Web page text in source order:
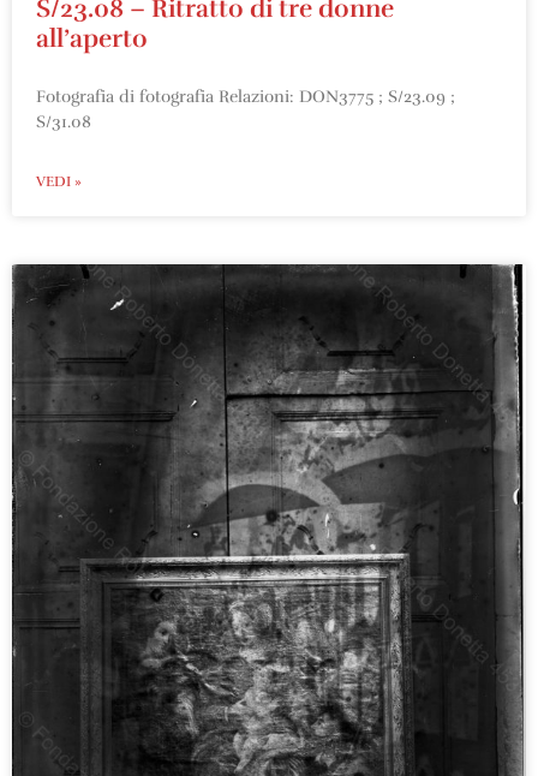
S/23.08 – Ritratto di tre donne
all’aperto
Fotografia di fotografia Relazioni: DON3775 ; S/23.09 ;
S/31.08
VEDI »